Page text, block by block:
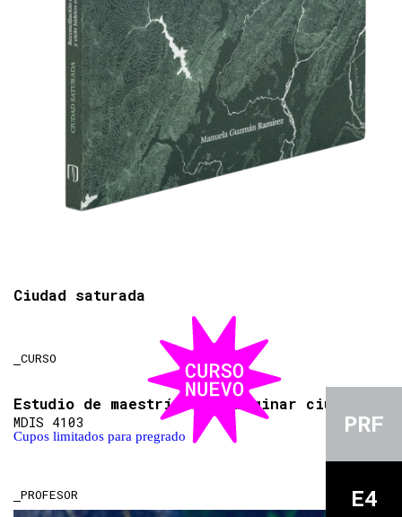
Ciudad saturada
CURSO
PRF
E4
Estudio de maestría. Co-imaginar
MDIS 4103
Cupos limitados para pregrado
PROFESOR